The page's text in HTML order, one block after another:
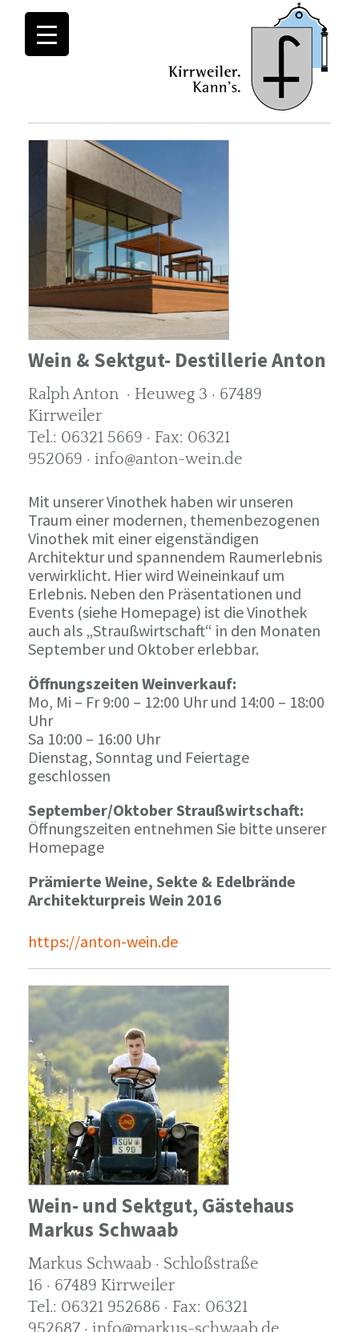
Wein & Sektgut- Destillerie Anton
Ralph Anton · Heuweg 3 · 67489
Kirrweiler
Tel.: 06321 5669 · Fax: 06321
952069 · info@anton-wein.de
Mit unserer Vinothek haben wir unseren
Traum einer modernen, themenbezogenen
Vinothek mit einer eigenständigen
Architektur und spannendem Raumerlebnis
verwirklicht. Hier wird Weineinkauf um
Erlebnis. Neben den Präsentationen und
Events (siehe Homepage) ist die Vinothek
auch als „Straußwirtschaft“ in den Monaten
September und Oktober erlebbar.
Öffnungszeiten Weinverkauf:
Mo, Mi – Fr 9:00 – 12:00 Uhr und 14:00 – 18:00
Uhr
Sa 10:00 – 16:00 Uhr
Dienstag, Sonntag und Feiertage
geschlossen
September/Oktober Straußwirtschaft:
Öffnungszeiten entnehmen Sie bitte unserer
Homepage
Prämierte Weine, Sekte & Edelbrände
Architekturpreis Wein 2016
https://anton-wein.de
Wein- und Sektgut, Gästehaus
Markus Schwaab
Markus Schwaab · Schloßstraße
16 · 67489 Kirrweiler
Tel.: 06321 952686 · Fax: 06321